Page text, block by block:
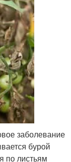
заболевание
бурой
по листьям